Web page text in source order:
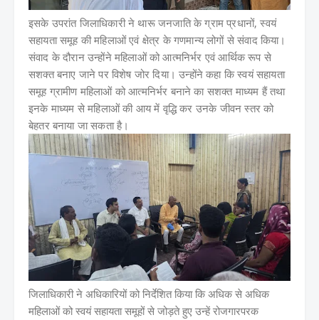
इसके उपरांत जिलाधिकारी ने थारू जनजाति के ग्राम प्रधानों, स्वयं
सहायता समूह की महिलाओं एवं क्षेत्र के गणमान्य लोगों से संवाद किया।
संवाद के दौरान उन्होंने महिलाओं को आत्मनिर्भर एवं आर्थिक रूप से
सशक्त बनाए जाने पर विशेष जोर दिया। उन्होंने कहा कि स्वयं सहायता
समूह ग्रामीण महिलाओं को आत्मनिर्भर बनाने का सशक्त माध्यम हैं तथा
इनके माध्यम से महिलाओं की आय में वृद्धि कर उनके जीवन स्तर को
बेहतर बनाया जा सकता है।
जिलाधिकारी ने अधिकारियों को निर्देशित किया कि अधिक से अधिक
महिलाओं को स्वयं सहायता समूहों से जोड़ते हुए उन्हें रोजगारपरक